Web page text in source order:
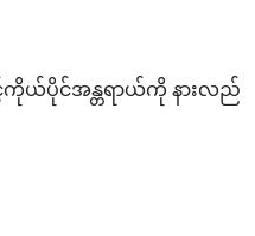
သင့်ကိုယ်ပိုင်အန္တရာယ်ကို နားလည်